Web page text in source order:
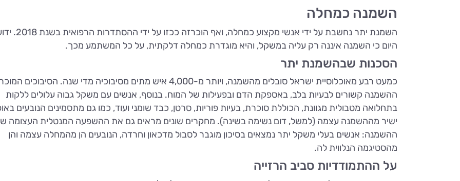
השמנה כמחלה
השמנת יתר נחשבת על ידי אנשי מקצוע כמחלה,
היום כי השמנה איננה רק עליה במשקל, והיא מוגדרת כמחלה דלקתית, על כל המשתמע מכך.
הסכנות שבהשמנת יתר
כמעט רבע מאוכלוסיית ישראל סובלים מהשמנה, ויותר מ-4,000 איש מתים מסיבוכיה מדי שנה.
ההשמנה קשורים לבעיות בלב, באספקת הדם ובפעילות של המוח. בנוסף, אנשים עם משקל גבוה עלולים ללקות
בתחלואה מטבולית מגוונת, הכוללת סוכרת, בעיות פוריות, סרטן, כבד שומני ועוד, כמו גם מתסמינים הנובעים
ישיר מההשמנה עצמה (למשל, דום נשימה בשינה). מחקרים שונים מראים גם את ההשפעה המנטלית העצומה
ההשמנה: אנשים בעלי משקל יתר נמצאים בסיכון מוגבר לסבול מדכאון וחרדה, הנובעים הן מהמחלה עצמה והן
מהסטיגמה הנלווית לה.
על ההתמודדיות סביב הרזייה